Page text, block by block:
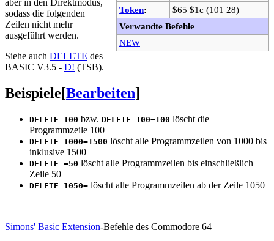
Token:
$65 $1c (101 28)
Verwandte Befehle
NEW
sodass die folgenden
Zeilen nicht mehr
ausgeführt werden.
Siehe auch DELETE des
BASIC V3.5 - D! (TSB).
Beispiele[Bearbeiten]
DELETE 100 bzw. DELETE 100−100 löscht die
Programmzeile 100
DELETE 1000−1500 löscht alle Programmzeilen von 1000 bis
inklusive 1500
DELETE −50 löscht alle Programmzeilen bis einschließlich
Zeile 50
DELETE 1050− löscht alle Programmzeilen ab der Zeile 1050
Simons' Basic Extension-Befehle des Commodore 64